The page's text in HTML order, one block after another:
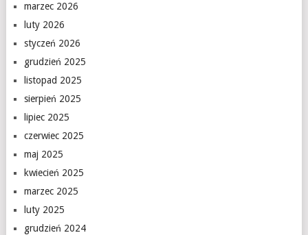
marzec 2026
luty 2026
styczeń 2026
grudzień 2025
listopad 2025
sierpień 2025
lipiec 2025
czerwiec 2025
maj 2025
kwiecień 2025
marzec 2025
luty 2025
grudzień 2024